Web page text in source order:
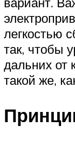
легкостью
так, чтобы
дальних от
такой же,